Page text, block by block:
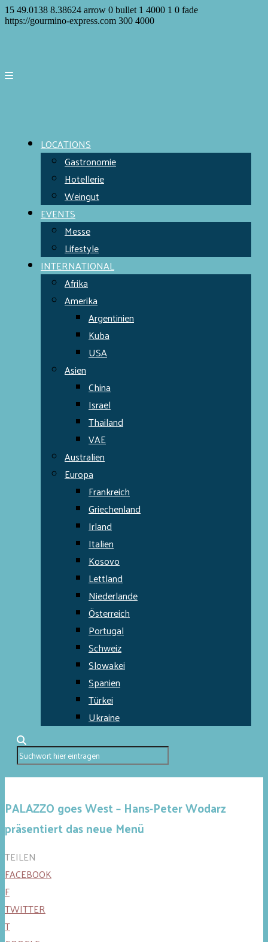
15 49.0138 8.38624 arrow 0 bullet 1 4000 1 0 fade
https://gourmino-express.com 300 4000
LOCATIONS
Gastronomie
Hotellerie
Weingut
EVENTS
Messe
Lifestyle
INTERNATIONAL
Afrika
Amerika
Argentinien
Kuba
USA
Asien
China
Israel
Thailand
VAE
Australien
Europa
Frankreich
Griechenland
Irland
Italien
Kosovo
Lettland
Niederlande
Österreich
Portugal
Schweiz
Slowakei
Spanien
Türkei
Ukraine
PALAZZO goes West – Hans-Peter Wodarz
präsentiert das neue Menü
TEILEN
FACEBOOK
F
TWITTER
T